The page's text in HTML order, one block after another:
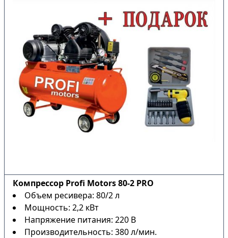
Компрессор Profi Motors 80-2 PRO
Объем ресивера: 80/2 л
Мощность: 2,2 кВт
Напряжение питания: 220 В
Производительность: 380 л/мин.